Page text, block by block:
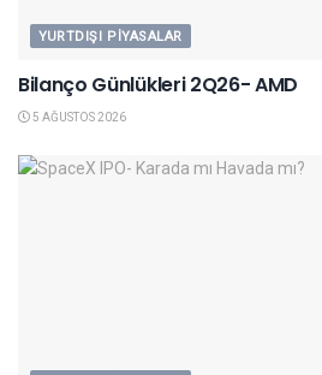
YURTDIŞI PIYASALAR
Bilanço Günlükleri 2Q26- AMD
5 AĞUSTOS 2026